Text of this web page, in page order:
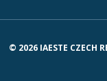
© 2026 IAESTE CZECH